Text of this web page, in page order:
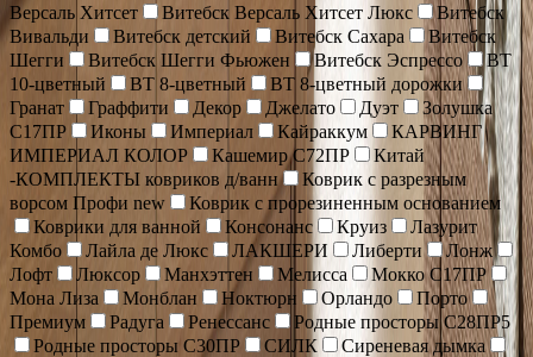
Версаль Хитсет
Витебск Версаль Хитсет Люкс
Витебск
Вивальди
Витебск детский Витебск Сахара
Витебск
Шегги
Витебск Шегги Фьюжен Витебск Эспрессо
ВТ
10-цветный
ВТ 8-цветный
ВТ 8-цветный дорожки
Гранат
Граффити Декор Джелато Дуэт
Золушка
С17ПР
Иконы Империал Кайраккум
КАРВИНГ
ИМПЕРИАЛ КОЛОР
Кашемир С72ПР
Китай
-КОМПЛЕКТЫ ковриков д/ванн
Коврик c разрезным
ворсом Профи new
Коврик с прорезиненным основанием
Коврики для ванной
Консонанс Круиз
Лазурит
Комбо
Лайла де Люкс ЛАКШЕРИ Либерти
Лонж
Лофт
Люксор Манхэттен Мелисса
Мокко С17ПР
Мона Лиза
Монблан Ноктюрн Орландо
Порто
Премиум
Радуга Ренессанс
Родные просторы С28ПР5
Родные просторы С30ПР
СИЛК
Сиреневая дымка